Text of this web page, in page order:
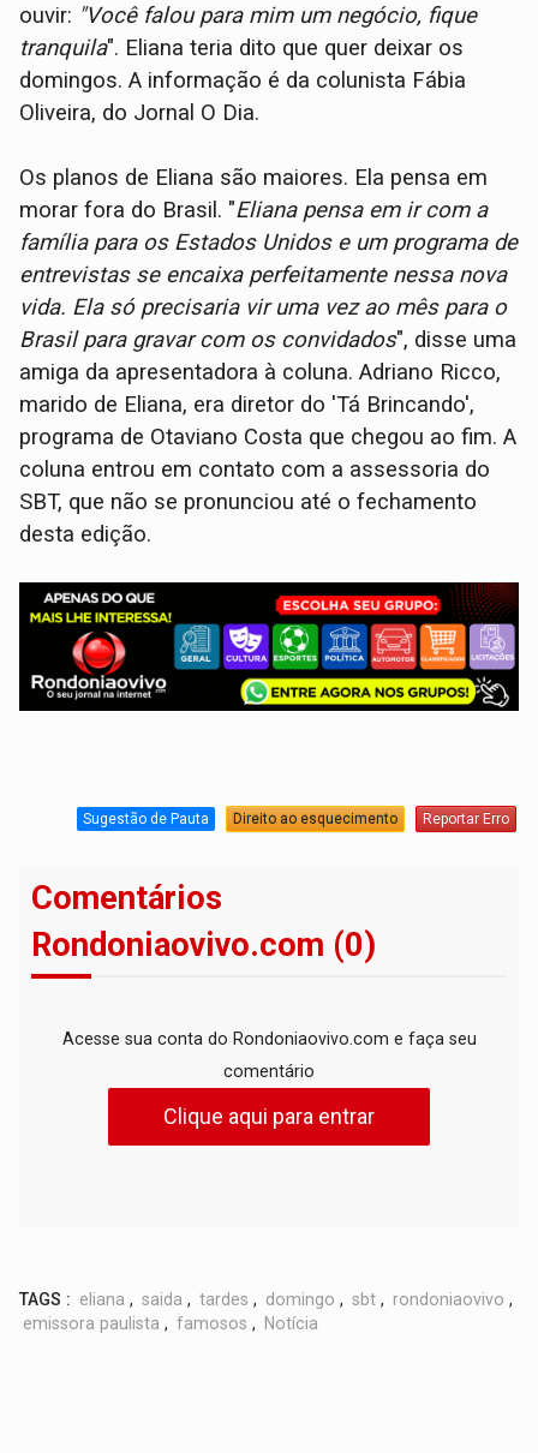
ouvir: "Você falou para mim um negócio, fique
tranquila". Eliana teria dito que quer deixar os
domingos. A informação é da colunista Fábia
Oliveira, do Jornal O Dia.
Os planos de Eliana são maiores. Ela pensa em
morar fora do Brasil. "Eliana pensa em ir com a
família para os Estados Unidos e um programa de
entrevistas se encaixa perfeitamente nessa nova
vida. Ela só precisaria vir uma vez ao mês para o
Brasil para gravar com os convidados", disse uma
amiga da apresentadora à coluna. Adriano Ricco,
marido de Eliana, era diretor do 'Tá Brincando',
programa de Otaviano Costa que chegou ao fim. A
coluna entrou em contato com a assessoria do
SBT, que não se pronunciou até o fechamento
desta edição.
Sugestão de Pauta Direito ao esquecimento Reportar Erro
Comentários
Rondoniaovivo.com (0)
Acesse sua conta do Rondoniaovivo.com e faça seu
comentário
Clique aqui para entrar
TAGS : eliana , saida , tardes , domingo , sbt , rondoniaovivo ,
emissora paulista , famosos , Notícia